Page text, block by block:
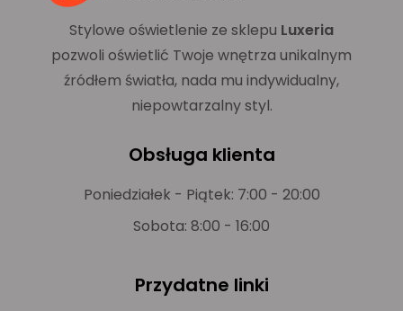
Stylowe oświetlenie ze sklepu Luxeria
pozwoli oświetlić Twoje wnętrza unikalnym
źródłem światła, nada mu indywidualny,
niepowtarzalny styl.
Obsługa klienta
Poniedziałek - Piątek: 7:00 - 20:00
Sobota: 8:00 - 16:00
Przydatne linki